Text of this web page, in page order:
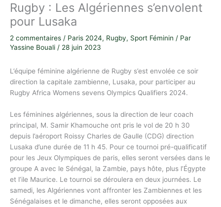
Rugby : Les Algériennes s’envolent
pour Lusaka
2 commentaires / Paris 2024, Rugby, Sport Féminin / Par
Yassine Bouali / 28 juin 2023
L’équipe féminine algérienne de Rugby s’est envolée ce soir
direction la capitale zambienne, Lusaka, pour participer au
Rugby Africa Womens sevens Olympics Qualifiers 2024.
Les féminines algériennes, sous la direction de leur coach
principal, M. Samir Khamouche ont pris le vol de 20 h 30
depuis l’aéroport Roissy Charles de Gaulle (CDG) direction
Lusaka d’une durée de 11 h 45. Pour ce tournoi pré-qualificatif
pour les Jeux Olympiques de paris, elles seront versées dans le
groupe A avec le Sénégal, la Zambie, pays hôte, plus l’Égypte
et l’ile Maurice. Le tournoi se déroulera en deux journées. Le
samedi, les Algériennes vont affronter les Zambiennes et les
Sénégalaises et le dimanche, elles seront opposées aux